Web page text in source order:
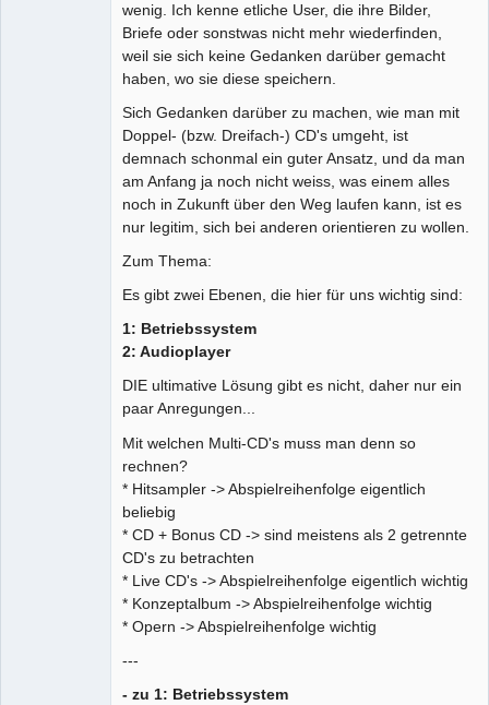
wenig. Ich kenne etliche User, die ihre Bilder,
Briefe oder sonstwas nicht mehr wiederfinden,
weil sie sich keine Gedanken darüber gemacht
haben, wo sie diese speichern.
Sich Gedanken darüber zu machen, wie man mit
Doppel- (bzw. Dreifach-) CD's umgeht, ist
demnach schonmal ein guter Ansatz, und da man
am Anfang ja noch nicht weiss, was einem alles
noch in Zukunft über den Weg laufen kann, ist es
nur legitim, sich bei anderen orientieren zu wollen.
Zum Thema:
Es gibt zwei Ebenen, die hier für uns wichtig sind:
1: Betriebssystem
2: Audioplayer
DIE ultimative Lösung gibt es nicht, daher nur ein
paar Anregungen...
Mit welchen Multi-CD's muss man denn so
rechnen?
* Hitsampler -> Abspielreihenfolge eigentlich
beliebig
* CD + Bonus CD -> sind meistens als 2 getrennte
CD's zu betrachten
* Live CD's -> Abspielreihenfolge eigentlich wichtig
* Konzeptalbum -> Abspielreihenfolge wichtig
* Opern -> Abspielreihenfolge wichtig
---
- zu 1: Betriebssystem